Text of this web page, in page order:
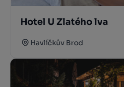
Hotel U Zlatého lva
Havlíčkův Brod